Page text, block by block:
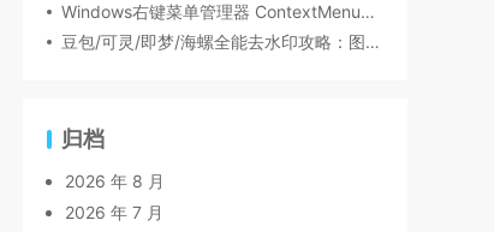
Windows右键菜单管理器 ContextMenuManager：还你清爽的鼠标右键
豆包/可灵/即梦/海螺全能去水印攻略：图片视频一键消除，浏览器插件+视频安装教程
归档
2026 年 8 月
2026 年 7 月